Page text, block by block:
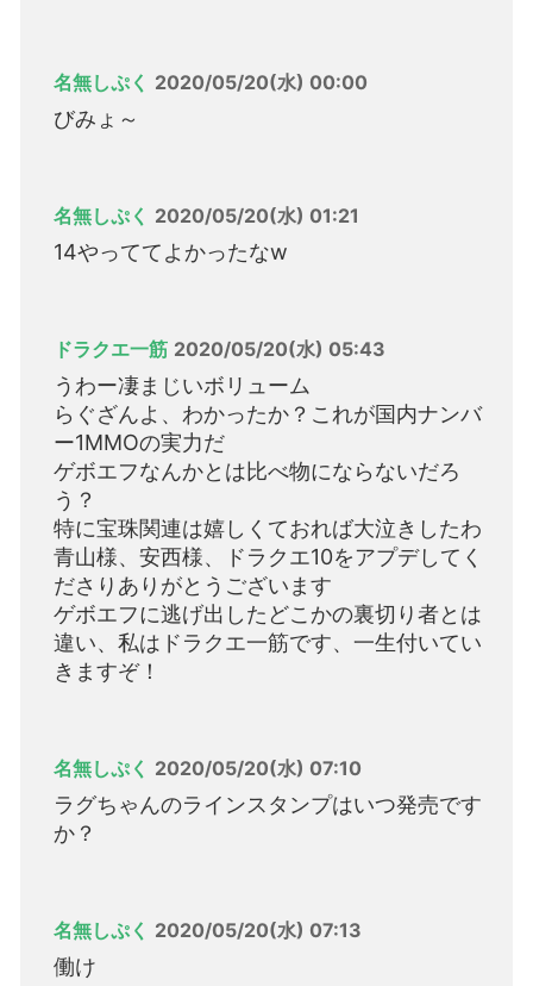
名無しぷく 2020/05/20(水) 00:00
びみょ～
名無しぷく 2020/05/20(水) 01:21
14やっててよかったなw
ドラクエ一筋 2020/05/20(水) 05:43
うわー凄まじいボリューム
らぐざんよ、わかったか？これが国内ナンバ
ー1MMOの実力だ
ゲボエフなんかとは比べ物にならないだろ
う？
特に宝珠関連は嬉しくておれば大泣きしたわ
青山様、安西様、ドラクエ10をアプデしてく
ださりありがとうございます
ゲボエフに逃げ出したどこかの裏切り者とは
違い、私はドラクエ一筋です、一生付いてい
きますぞ！
名無しぷく 2020/05/20(水) 07:10
ラグちゃんのラインスタンプはいつ発売です
か？
名無しぷく 2020/05/20(水) 07:13
働け